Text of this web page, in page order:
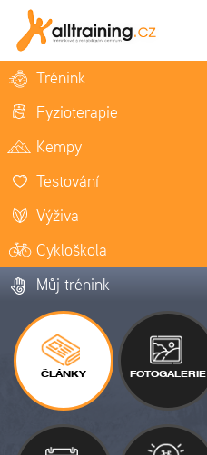
Trénink
Fyzioterapie
Kempy
Testování
Výživa
Cykloškola
Můj trénink
ČLÁNKY FOTOGALERIE